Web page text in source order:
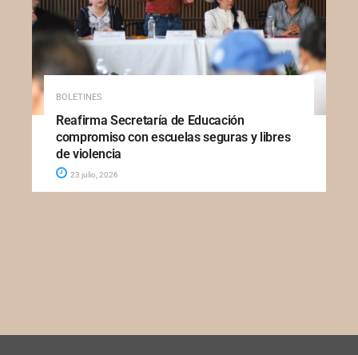
BOLETINES
Reafirma Secretaría de Educación
compromiso con escuelas seguras y libres
de violencia
23 julio, 2026